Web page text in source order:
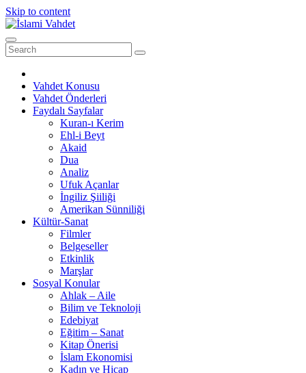
Skip to content
Vahdet Konusu
Vahdet Önderleri
Faydalı Sayfalar
Kuran-ı Kerim
Ehl-i Beyt
Akaid
Dua
Analiz
Ufuk Açanlar
İngiliz Şiiliği
Amerikan Sünniliği
Kültür-Sanat
Filmler
Belgeseller
Etkinlik
Marşlar
Sosyal Konular
Ahlak – Aile
Bilim ve Teknoloji
Edebiyat
Eğitim – Sanat
Kitap Önerisi
İslam Ekonomisi
Kadın ve Hicap